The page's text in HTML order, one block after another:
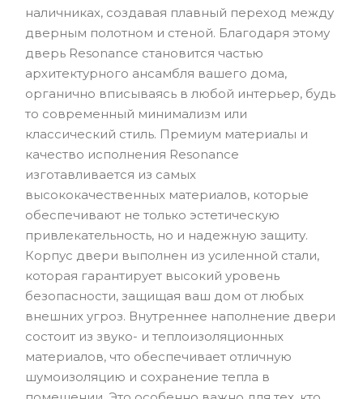
наличниках, создавая плавный переход между
дверным полотном и стеной. Благодаря этому
дверь Resonance становится частью
архитектурного ансамбля вашего дома,
органично вписываясь в любой интерьер, будь
то современный минимализм или
классический стиль. Премиум материалы и
качество исполнения Resonance
изготавливается из самых
высококачественных материалов, которые
обеспечивают не только эстетическую
привлекательность, но и надежную защиту.
Корпус двери выполнен из усиленной стали,
которая гарантирует высокий уровень
безопасности, защищая ваш дом от любых
внешних угроз. Внутреннее наполнение двери
состоит из звуко- и теплоизоляционных
материалов, что обеспечивает отличную
шумоизоляцию и сохранение тепла в